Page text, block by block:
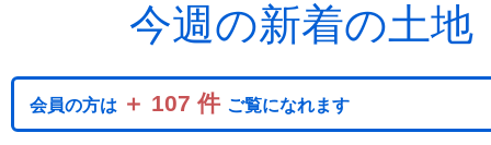
今週の新着の土地
会員の方は ＋ 107 件 ご覧になれます